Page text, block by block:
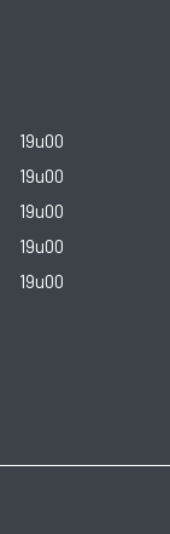
19u00
19u00
19u00
19u00
19u00